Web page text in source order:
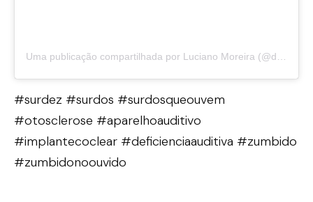
#surdez #surdos #surdosqueouvem
#otosclerose #aparelhoauditivo
#implantecoclear #deficienciaauditiva #zumbido
#zumbidonoouvido